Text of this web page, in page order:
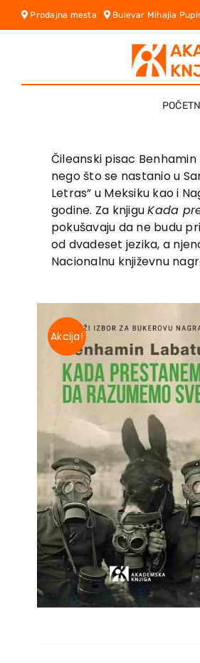
Skip
Prodajna mesta Bulevar Mihajla
Čileanski pisac
nego što se nastanio u
Letras” u Meksiku kao i
godine. Za knjiguKada
pokušavaju da ne budu
od dvadeset jezika, a
Nacionalnu književnu
Akcija!